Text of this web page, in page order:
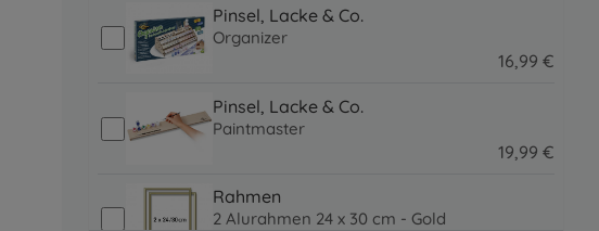
Pinsel, Lacke & Co.
Organizer
16 99 €
Pinsel, Lacke & Co.
Paintmaster
19 99 €
Rahmen
2 Alurahmen 24 x 30 cm - Gold